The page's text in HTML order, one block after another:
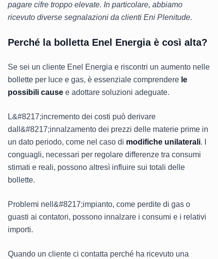
pagare cifre troppo elevate. In particolare, abbiamo
ricevuto diverse segnalazioni da clienti Eni Plenitude.
Perché la bolletta Enel Energia è così alta?
Se sei un cliente Enel Energia e riscontri un aumento nelle
bollette per luce e gas, è essenziale comprendere le
possibili cause e adottare soluzioni adeguate.
L&#8217;incremento dei costi può derivare
dall&#8217;innalzamento dei prezzi delle materie prime in
un dato periodo, come nel caso di modifiche unilaterali. I
conguagli, necessari per regolare differenze tra consumi
stimati e reali, possono altresì influire sui totali delle
bollette.
Problemi nell&#8217;impianto, come perdite di gas o
guasti ai contatori, possono innalzare i consumi e i relativi
importi.
Quando un cliente ci contatta perché ha ricevuto una